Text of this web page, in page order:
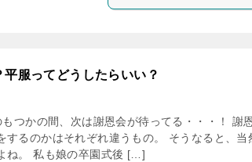
服ってどうしたらいい？
つかの間、次は謝恩会が待ってる・・・！ 謝
するのかはそれぞれ違うもの。 そうなると、当
ね。 私も娘の卒園式後 […]